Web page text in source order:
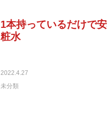
1本持っているだけで
粧水
2022.4.27
未分類